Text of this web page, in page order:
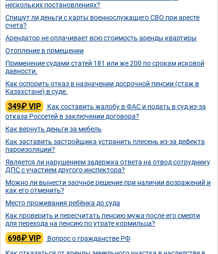
нескольких постановлениях?
Спишут ли деньги с карты военнослужащего СВО при аресте
счета?
Арендатор не оплачивает всю стоимость аренды квартиры
Отопление в прмещении
Применение судами статей 181 или же 200 по срокам исковой
давности.
Как оспорить отказ в назначении досрочной пенсии (стаж в
Казахстане) в суде.
349₽ VIP
Как составить жалобу в ФАС и подать в суд из-за
отказа Россетей в заключении договора?
Как вернуть деньги за мебель
Как заставить застройщика устранить плесень из-за дефекта
пароизоляции?
Является ли нарушением задержка ответа на отвод сотруднику
ДПС с участием другого инспектора?
Можно ли вынести заочное решение при наличии возражений и
как его отменить?
Место проживания ребёнка до суда
Как проверить и пересчитать пенсию мужа после его смерти
для перехода на пенсию по утрате кормильца?
698₽ VIP
Вопрос о гражданстве РФ